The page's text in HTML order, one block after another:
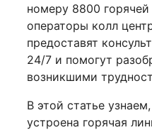
номеру 8800 горячей
операторы колл
предоставят
24/7 и помогут
возникшими
В этой статье
устроена горячая